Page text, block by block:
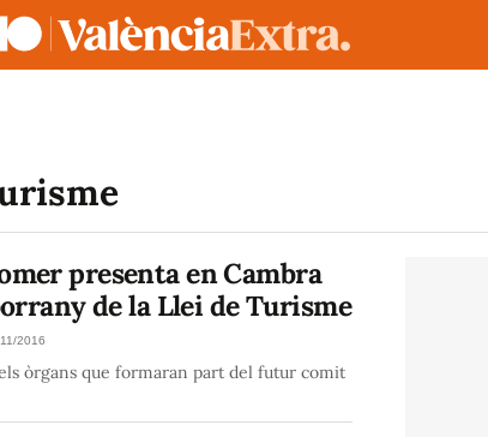
presenta en Cambra
de la Llei de Turisme
2016
òrgans que formaran part del futur comit